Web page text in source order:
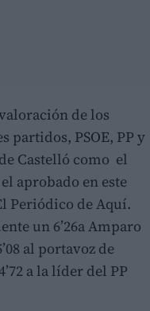
de los
partidos, PSOE, PP y
Castelló como el
aprobado en este
Periódico de Aquí.
un 6’26a Amparo
al portavoz de
a la líder del PP